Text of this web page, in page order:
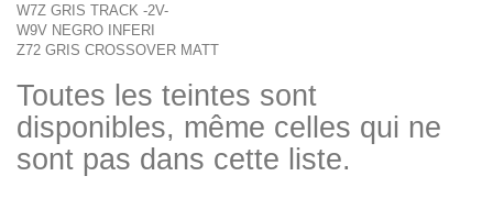
W7Z GRIS TRACK -2V-
W9V NEGRO INFERI
Z72 GRIS CROSSOVER MATT
Toutes les teintes sont
disponibles, même celles qui ne
sont pas dans cette liste.